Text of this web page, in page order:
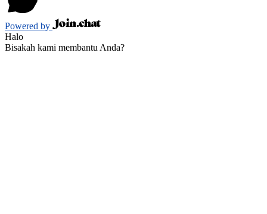
Powered by
Halo
Bisakah kami membantu Anda?